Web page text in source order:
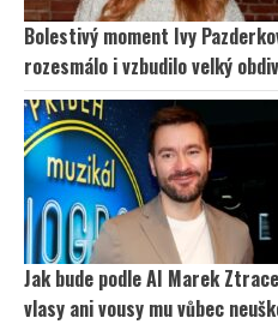
Bolestivý moment Ivy
rozesmálo i vzbudilo velký obdiv
Jak bude podle AI Marek
vlasy ani vousy mu vůbec